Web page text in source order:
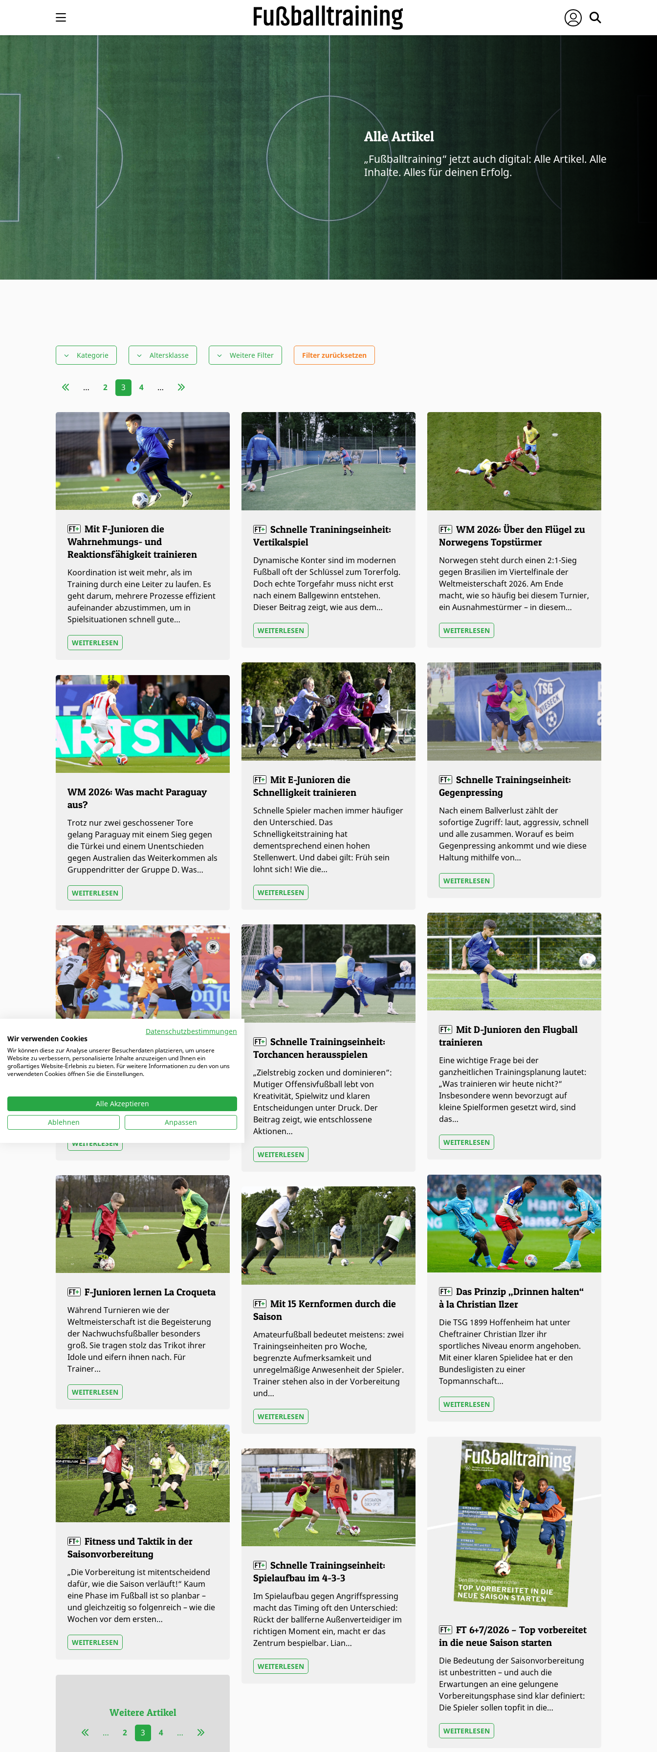
Alle Artikel
„Fußballtraining“ jetzt auch digital: Alle Artikel. Alle
Inhalte. Alles für deinen Erfolg.
Kategorie Altersklasse Weitere Filter Filter zurücksetzen
… 2 3 4 …
Mit F-Junioren die
Wahrnehmungs- und
Reaktionsfähigkeit trainieren
Koordination ist weit mehr, als im
Training durch eine Leiter zu laufen. Es
geht darum, mehrere Prozesse effizient
aufeinander abzustimmen, um in
Spielsituationen schnell gute…
WEITERLESEN
Schnelle Traniningseinheit:
Vertikalspiel
Dynamische Konter sind im modernen
Fußball oft der Schlüssel zum Torerfolg.
Doch echte Torgefahr muss nicht erst
nach einem Ballgewinn entstehen.
Dieser Beitrag zeigt, wie aus dem…
WEITERLESEN
WM 2026: Über den Flügel zu
Norwegens Topstürmer
Norwegen steht durch einen 2:1-Sieg
gegen Brasilien im Viertelfinale der
Weltmeisterschaft 2026. Am Ende
macht, wie so häufig bei diesem Turnier,
ein Ausnahmestürmer – in diesem…
WEITERLESEN
Mit E-Junioren die
Schnelligkeit trainieren
Schnelle Spieler machen immer häufiger
den Unterschied. Das
Schnelligkeitstraining hat
dementsprechend einen hohen
Stellenwert. Und dabei gilt: Früh sein
lohnt sich! Wie die…
WEITERLESEN
Schnelle Trainingseinheit:
Gegenpressing
Nach einem Ballverlust zählt der
sofortige Zugriff: laut, aggressiv, schnell
und alle zusammen. Worauf es beim
Gegenpressing ankommt und wie diese
Haltung mithilfe von…
WEITERLESEN
WM 2026: Was macht Paraguay
aus?
Trotz nur zwei geschossener Tore
gelang Paraguay mit einem Sieg gegen
die Türkei und einem Unentschieden
gegen Australien das Weiterkommen als
Gruppendritter der Gruppe D. Was…
WEITERLESEN
Mit D-Junioren den Flugball
trainieren
Eine wichtige Frage bei der
ganzheitlichen Trainingsplanung lautet:
„Was trainieren wir heute nicht?“
Insbesondere wenn bevorzugt auf
kleine Spielformen gesetzt wird, sind
das…
WEITERLESEN
Schnelle Trainingseinheit:
Torchancen herausspielen
„Zielstrebig zocken und dominieren”:
Mutiger Offensivfußball lebt von
Kreativität, Spielwitz und klaren
Entscheidungen unter Druck. Der
Beitrag zeigt, wie entschlossene
Aktionen…
WEITERLESEN
WM 2026: Undavs Timing
macht den Unterschied
Deniz Undav kommt nach zwei WM-
– damit ist er neben Felix Nmecha einer
der auffälligsten deutschen Spieler
bislang. Doch was veränderte sich…
WEITERLESEN
Das Prinzip „Drinnen halten“
à la Christian Ilzer
Die TSG 1899 Hoffenheim hat unter
Cheftrainer Christian Ilzer ihr
sportliches Niveau enorm angehoben.
Mit einer klaren Spielidee hat er den
Bundesligisten zu einer
Topmannschaft…
WEITERLESEN
F-Junioren lernen La Croqueta
Während Turnieren wie der
Weltmeisterschaft ist die Begeisterung
der Nachwuchsfußballer besonders
groß. Sie tragen stolz das Trikot ihrer
Idole und eifern ihnen nach. Für
Trainer…
WEITERLESEN
Mit 15 Kernformen durch die
Saison
Amateurfußball bedeutet meistens: zwei
Trainingseinheiten pro Woche,
begrenzte Aufmerksamkeit und
unregelmäßige Anwesenheit der Spieler.
Trainer stehen also in der Vorbereitung
und…
WEITERLESEN
Fitness und Taktik in der
Saisonvorbereitung
„Die Vorbereitung ist mitentscheidend
dafür, wie die Saison verläuft!“ Kaum
eine Phase im Fußball ist so planbar –
und gleichzeitig so folgenreich – wie die
Wochen vor dem ersten…
WEITERLESEN
FT 6+7/2026 – Top vorbereitet
in die neue Saison starten
Die Bedeutung der Saisonvorbereitung
ist unbestritten – und auch die
Erwartungen an eine gelungene
Vorbereitungsphase sind klar definiert:
Die Spieler sollen topfit in die…
WEITERLESEN
Schnelle Trainingseinheit:
Spielaufbau im 4-3-3
Im Spielaufbau gegen Angriffspressing
macht das Timing oft den Unterschied:
Rückt der ballferne Außenverteidiger im
richtigen Moment ein, macht er das
Zentrum bespielbar. Lian…
WEITERLESEN
Weitere Artikel
… 2 3 4 …
Datenschutzbestimmungen
Wir verwenden Cookies
Wir können diese zur Analyse unserer Besucherdaten platzieren, um unsere
Website zu verbessern, personalisierte Inhalte anzuzeigen und Ihnen ein
großartiges Website-Erlebnis zu bieten. Für weitere Informationen zu den von uns
verwendeten Cookies öffnen Sie die Einstellungen.
Alle Akzeptieren
Ablehnen
Anpassen